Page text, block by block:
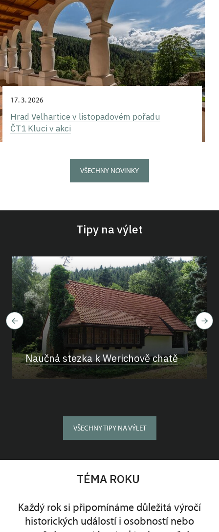
17. 3. 2026
Hrad Velhartice v listopadovém pořadu
ČT1 Kluci v akci
VŠECHNY NOVINKY
Tipy na výlet
Naučná stezka k Werichově chatě
VŠECHNY TIPY NA VÝLET
TÉMA ROKU
Každý rok si připomínáme důležitá výročí
historických událostí i osobností nebo